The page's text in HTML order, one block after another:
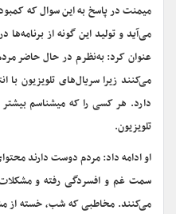
میمنت در پاسخ به این سوال که
می‌آید و تولید این گونه از
عنوان کرد: به‌نظرم در حال حاضر
می‌کنند زیرا سریال‌های تلویزیون
دارد. هر کسی را که میشناسم
تلویزیون.
او ادامه داد: مردم دوست دارند
سمت غم و افسردگی رفته و
می‌کنند. مخاطبی که شب، خسته از